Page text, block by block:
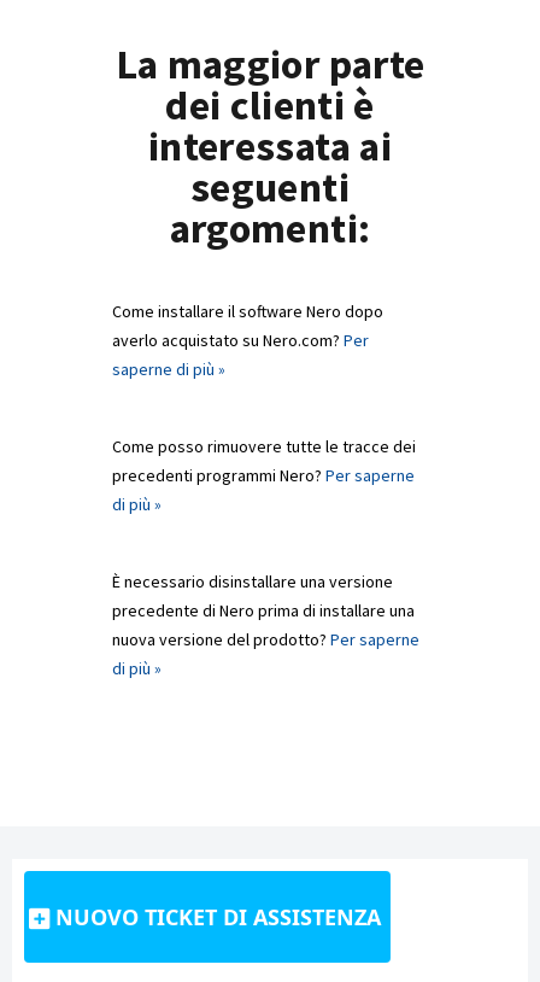
La maggior parte
dei clienti è
interessata ai
seguenti
argomenti:
Come installare il software Nero dopo
averlo acquistato su Nero.com? Per
saperne di più »
Come posso rimuovere tutte le tracce dei
precedenti programmi Nero? Per saperne
di più »
È necessario disinstallare una versione
precedente di Nero prima di installare una
nuova versione del prodotto? Per saperne
di più »
NUOVO TICKET DI ASSISTENZA